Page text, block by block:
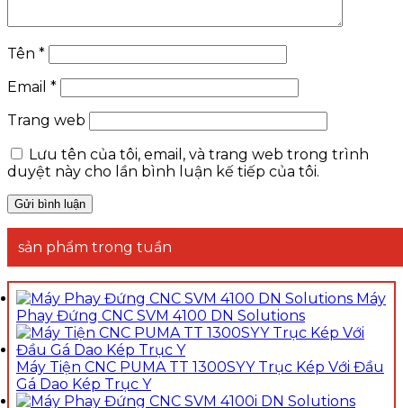
Tên *
Email *
Trang web
Lưu tên của tôi, email, và trang web trong trình
duyệt này cho lần bình luận kế tiếp của tôi.
sản phẩm trong tuần
Máy
Phay Đứng CNC SVM 4100 DN Solutions
Máy Tiện CNC PUMA TT 1300SYY Trục Kép Với Đầu
Gá Dao Kép Trục Y